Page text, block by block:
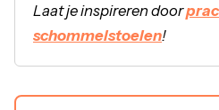
Laat je inspireren door
schommelstoelen!